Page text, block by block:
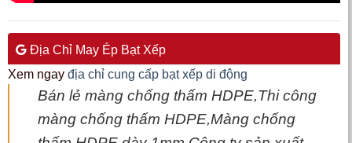
Địa Chỉ May Ép Bạt Xếp
Xem ngay địa chỉ cung cấp bạt xếp di động
Bán lẻ màng chống thấm HDPE,Thi công
màng chống thấm HDPE,Màng chống